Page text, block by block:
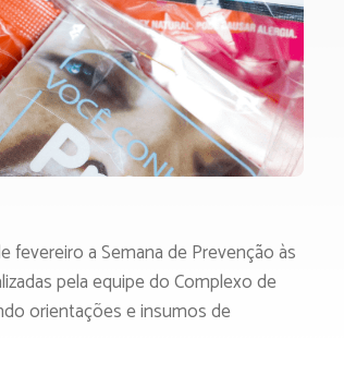
fevereiro a Semana de Prevenção às
pela equipe do Complexo de
orientações e insumos de